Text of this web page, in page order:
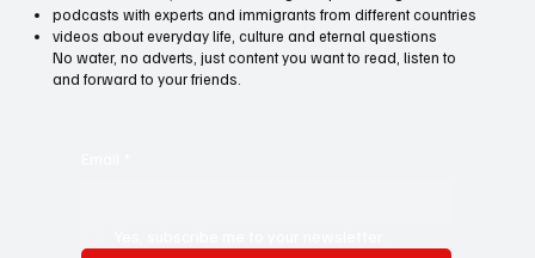
podcasts with experts and immigrants from different countries
videos about everyday life, culture and eternal questions
No water, no adverts, just content you want to read, listen to
and forward to your friends.